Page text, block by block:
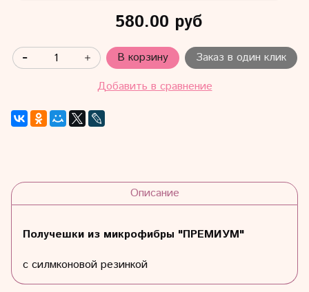
580.00 руб
В корзину
Заказ в один клик
Добавить в сравнение
Описание
Получешки из микрофибры "ПРЕМИУМ"
с силмконовой резинкой